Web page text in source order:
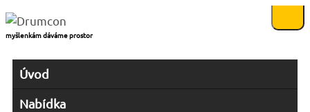
myšlenkám dáváme prostor
Úvod
Nabídka